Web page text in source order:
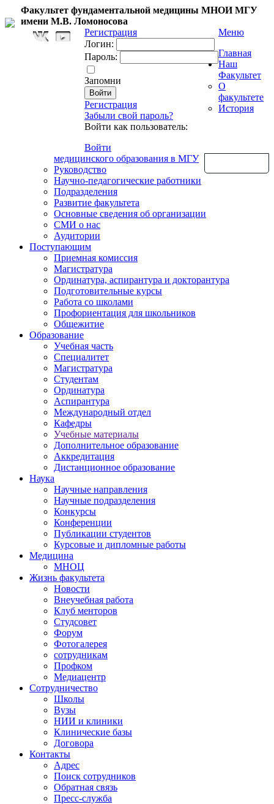
Факультет фундаментальной медицины МНОИ МГУ
имени М.В. Ломоносова
Регистрация
Логин:
Пароль:
Запомни
Регистрация
Забыли свой пароль?
Войти как пользователь:
Войти
Меню
Главная
Наш
Факультет
О
факультете
История
медицинского образования в МГУ
Руководство
Научно-педагогические работники
Подразделения
Развитие факультета
Основные сведения об организации
СМИ о нас
Аудитории
Поступающим
Приемная комиссия
Магистратура
Ординатура, аспирантура и докторантура
Подготовительные курсы
Работа со школами
Профориентация для школьников
Общежитие
Образование
Учебная часть
Специалитет
Магистратура
Студентам
Ординатура
Аспирантура
Международный отдел
Кафедры
Учебные материалы
Дополнительное образование
Аккредитация
Дистанционное образование
Наука
Научные направления
Научные подразделения
Конкурсы
Конференции
Публикации студентов
Курсовые и дипломные работы
Медицина
МНОЦ
Жизнь факультета
Новости
Внеучебная работа
Клуб менторов
Студсовет
Форум
Фотогалерея
сотрудникам
Профком
Медиацентр
Сотрудничество
Школы
Вузы
НИИ и клиники
Клинические базы
Договора
Контакты
Адрес
Поиск сотрудников
Обратная связь
Пресс-служба